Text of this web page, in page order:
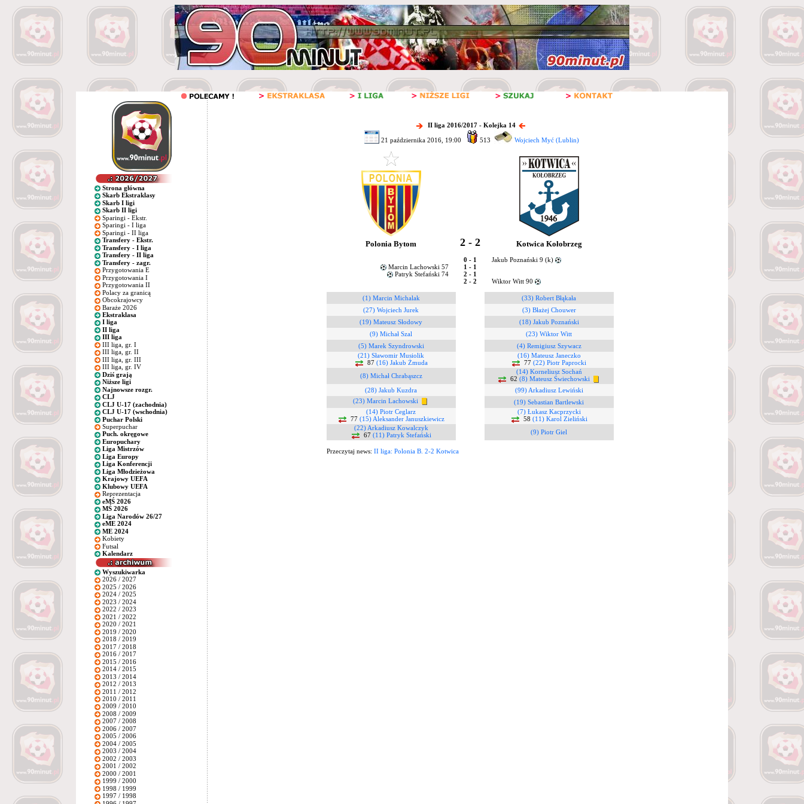
Strona główna
Skarb Ekstraklasy
Skarb I ligi
Skarb II ligi
Sparingi - Ekstr.
Sparingi - I liga
Sparingi - II liga
Transfery - Ekstr.
Transfery - I liga
Transfery - II liga
Transfery - zagr.
Przygotowania E
Przygotowania I
Przygotowania II
Polacy za granicą
Obcokrajowcy
Baraże 2026
Ekstraklasa
I liga
II liga
III liga
III liga, gr. I
III liga, gr. II
III liga, gr. III
III liga, gr. IV
Dziś grają
Niższe ligi
Najnowsze rozgr.
CLJ
CLJ U-17 (zachodnia)
CLJ U-17 (wschodnia)
Puchar Polski
Superpuchar
Puch. okręgowe
Europuchary
Liga Mistrzów
Liga Europy
Liga Konferencji
Liga Młodzieżowa
Krajowy UEFA
Klubowy UEFA
Reprezentacja
eMŚ 2026
MŚ 2026
Liga Narodów 26/27
eME 2024
ME 2024
Kobiety
Futsal
Kalendarz
Wyszukiwarka
2026 / 2027
2025 / 2026
2024 / 2025
2023 / 2024
2022 / 2023
2021 / 2022
2020 / 2021
2019 / 2020
2018 / 2019
2017 / 2018
2016 / 2017
2015 / 2016
2014 / 2015
2013 / 2014
2012 / 2013
2011 / 2012
2010 / 2011
2009 / 2010
2008 / 2009
2007 / 2008
2006 / 2007
2005 / 2006
2004 / 2005
2003 / 2004
2002 / 2003
2001 / 2002
2000 / 2001
1999 / 2000
1998 / 1999
1997 / 1998
II liga 2016/2017 - Kolejka 14
21 października 2016, 19:00 513 Wojciech Myć (Lublin)
Polonia Bytom 2 - 2 Kotwica Kołobrzeg
0 - 1
Jakub Poznański 9 (k)
Marcin Lachowski 57
1 - 1
Patryk Stefański 74
2 - 1
2 - 2
Wiktor Witt 90
(1) Marcin Michalak
(33) Robert Błąkała
(27) Wojciech Jurek
(3) Błażej Chouwer
(19) Mateusz Słodowy
(18) Jakub Poznański
(9) Michał Szal
(23) Wiktor Witt
(5) Marek Szyndrowski
(4) Remigiusz Szywacz
(21) Sławomir Musiolik
87 (16) Jakub Żmuda
(16) Mateusz Janeczko
77 (22) Piotr Paprocki
(8) Michał Chrabąszcz
(14) Korneliusz Sochań
62 (8) Mateusz Świechowski
(28) Jakub Kuzdra
(99) Arkadiusz Lewiński
(23) Marcin Lachowski
(19) Sebastian Bartlewski
(14) Piotr Ceglarz
77 (15) Aleksander Januszkiewicz
(7) Łukasz Kacprzycki
58 (11) Karol Zieliński
(22) Arkadiusz Kowalczyk
67 (11) Patryk Stefański (9) Piotr Giel
Przeczytaj news: II liga: Polonia B. 2-2 Kotwica